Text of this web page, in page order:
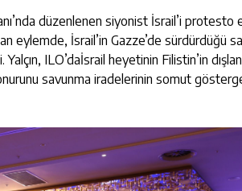
düzenlenen siyonist İsrail’i protesto
eylemde, İsrail’in Gazze’de sürdürdüğü
ILO’daİsrail heyetinin Filistin’in
savunma iradelerinin somut